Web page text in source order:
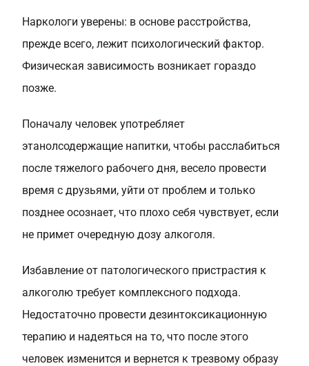
Наркологи уверены: в основе расстройства,
прежде всего, лежит психологический фактор.
Физическая зависимость возникает гораздо
позже.
Поначалу человек употребляет
этанолсодержащие напитки, чтобы расслабиться
после тяжелого рабочего дня, весело провести
время с друзьями, уйти от проблем и только
позднее осознает, что плохо себя чувствует, если
не примет очередную дозу алкоголя.
Избавление от патологического пристрастия к
алкоголю требует комплексного подхода.
Недостаточно провести дезинтоксикационную
терапию и надеяться на то, что после этого
человек изменится и вернется к трезвому образу